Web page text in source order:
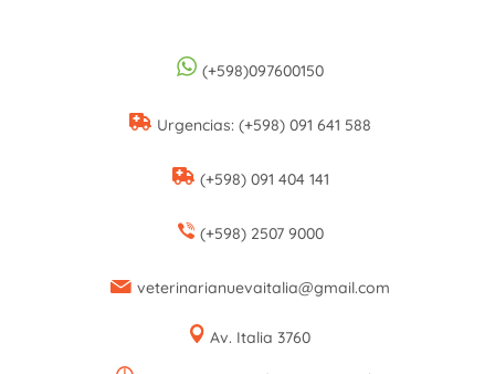
(+598)097600150
Urgencias: (+598) 091 641 588
(+598) 091 404 141
(+598) 2507 9000
veterinarianuevaitalia@gmail.com
Av. Italia 3760